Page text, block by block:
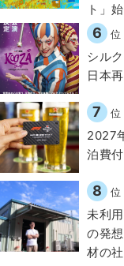
ト」
6 位
シル
日本
7 位
2027
泊費
8 位
未利
の発
材の